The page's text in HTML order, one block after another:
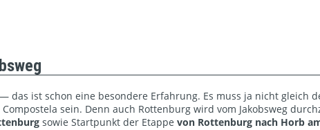
das ist schon eine besondere Erfahrung. Es muss ja nicht gleich
sein. Denn auch Rottenburg wird vom Jakobsweg
sowie Startpunkt der Etappe von Rottenburg nach Horb